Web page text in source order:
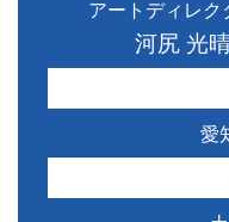
アートディレ
河尻 光
愛